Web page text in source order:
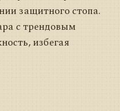
защитного стопа.
с трендовым
избегая